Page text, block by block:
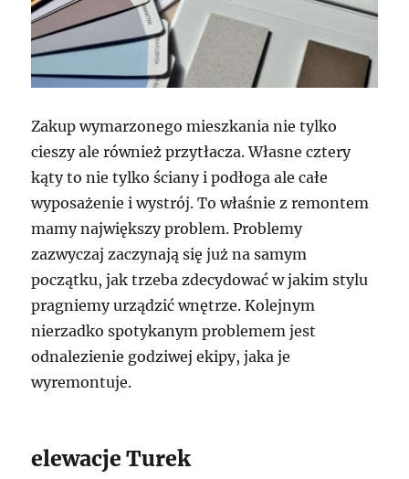
Zakup wymarzonego mieszkania nie tylko
cieszy ale również przytłacza. Własne cztery
kąty to nie tylko ściany i podłoga ale całe
wyposażenie i wystrój. To właśnie z remontem
mamy największy problem. Problemy
zazwyczaj zaczynają się już na samym
początku, jak trzeba zdecydować w jakim stylu
pragniemy urządzić wnętrze. Kolejnym
nierzadko spotykanym problemem jest
odnalezienie godziwej ekipy, jaka je
wyremontuje.
elewacje Turek